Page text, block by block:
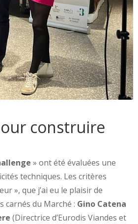
construire
» ont été évaluées une
techniques. Les critères
», que j’ai eu le plaisir de
carnés du Marché : Gino Catena
(Directrice d’Eurodis Viandes et